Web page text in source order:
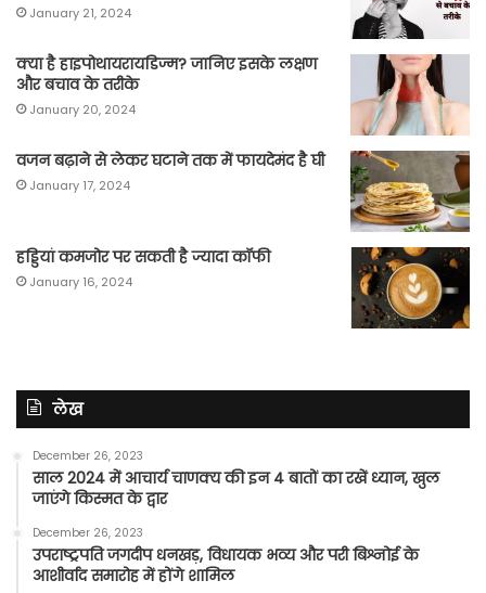
January 21, 2024
क्या है हाइपोथायरायडिज्म? जानिए इसके लक्षण
और बचाव के तरीके
January 20, 2024
वजन बढ़ाने से लेकर घटाने तक में फायदेमंद है घी
January 17, 2024
हड्डियां कमजोर पर सकती है ज्यादा कॉफी
January 16, 2024
लेख
December 26, 2023
साल 2024 में आचार्य चाणक्य की इन 4 बातों का रखें ध्यान, खुल
जाएंगे किस्मत के द्वार
December 26, 2023
उपराष्ट्रपति जगदीप धनखड़, विधायक भव्य और परी बिश्नोई के
आशीर्वाद समारोह में होंगे शामिल